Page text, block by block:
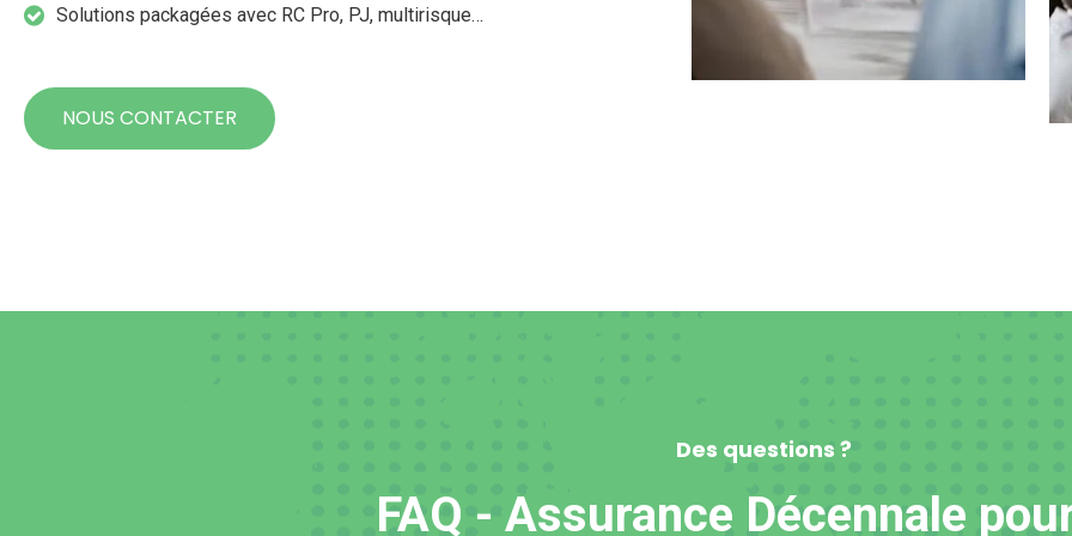
Solutions packagées avec RC Pro, PJ, multirisque…
NOUS CONTACTER
Des questions ?
FAQ - Assurance Décennale